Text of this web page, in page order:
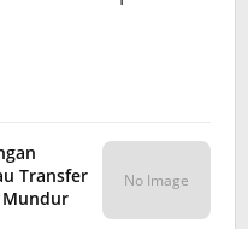
Transfer
Mundur
No Image